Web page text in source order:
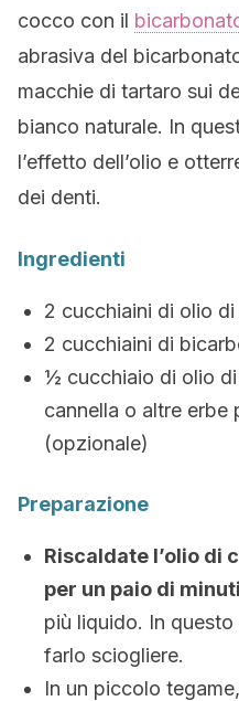
cocco con il
abrasiva del
macchie di tartaro sui
bianco naturale. In
l’effetto dell’olio e
dei denti.
Ingredienti
2 cucchiaini di olio
2 cucchiaini di
½ cucchiaio di olio
cannella o altre erbe
(opzionale)
Preparazione
Riscaldate l’olio di
per un paio di minuti
più liquido. In
farlo sciogliere.
In un piccolo